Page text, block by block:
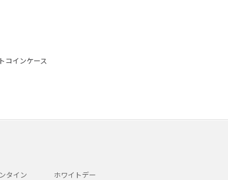
コインケース
タイン ホワイトデー